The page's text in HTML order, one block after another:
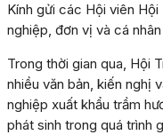
Kính gửi các Hội viên
nghiệp, đơn vị và cá
Trong thời gian qua, Hội
nhiều văn bản, kiến nghị
nghiệp xuất khẩu trầm
phát sinh trong quá trình